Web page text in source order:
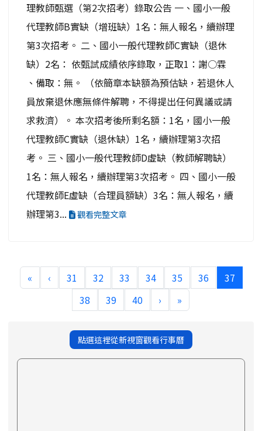
理教師甄選（第2次招考）錄取公告 一、國小一般
代理教師B實缺（增班缺）1名：無人報名，續辦理
第3次招考。 二、國小一般代理教師C實缺（退休
缺）2名： 依甄試成績依序錄取，正取1：謝○霖
、備取：無。 （依簡章本缺額為預估缺，若退休人
員放棄退休應無條件解聘，不得提出任何異議或請
求救濟）。 本次招考後所剩名額：1名，國小一般
代理教師C實缺（退休缺）1名，續辦理第3次招
考。 三、國小一般代理教師D虛缺（教師解聘缺）
1名：無人報名，續辦理第3次招考。 四、國小一般
代理教師E虛缺（合理員額缺）3名：無人報名，續
辦理第3...
觀看完整文章
« ‹ 31 32 33 34 35 36 37
38
39 40 › »
點選這裡從新視窗觀看行事曆